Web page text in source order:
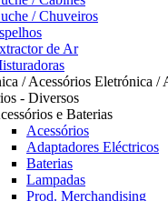
/ Chuveiros
de Ar
Eletrónica /
- Diversos
e Baterias
Acessórios
Adaptadores Eléctricos
Baterias
Lampadas
Prod. Merchandising